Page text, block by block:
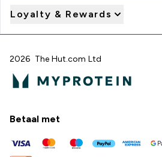
Loyalty & Rewards
2026 The Hut.com Ltd
Betaal met